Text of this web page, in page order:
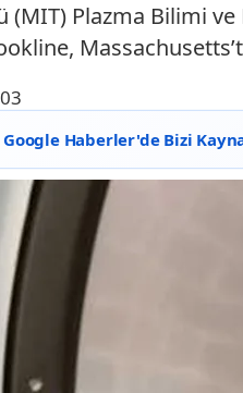
Plazma Bilimi
Haberler'de Bizi